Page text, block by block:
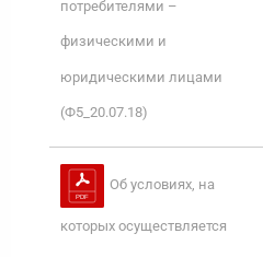
потребителями –
физическими и
юридическими лицами
(Ф5_20.07.18)
Об условиях, на
которых осуществляется